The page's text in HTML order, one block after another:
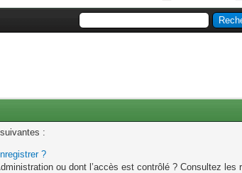
:
?
ou dont l’accès est contrôlé ? Consultez les